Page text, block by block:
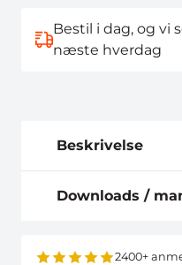
Bestil i dag, og vi
næste hverdag
Beskrivelse
Downloads /
2400+